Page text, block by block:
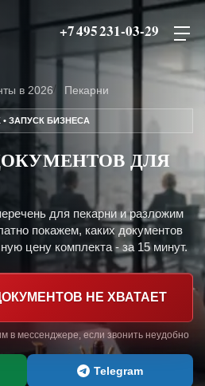
+7 495 231-03-29
в 2026 Пекарни
ЗАПУСК БИЗНЕСА
ДЛЯ
для пекарни и разложим
покажем, каких документов
цену комплекта - за 15 минут.
НЕ ХВАТАЕТ
в мессенджере, если звонить неудобно
Telegram